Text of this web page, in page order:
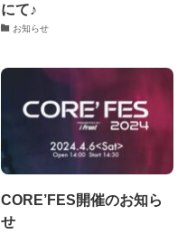
にて♪
お知らせ
CORE’FES開催のお知ら
せ